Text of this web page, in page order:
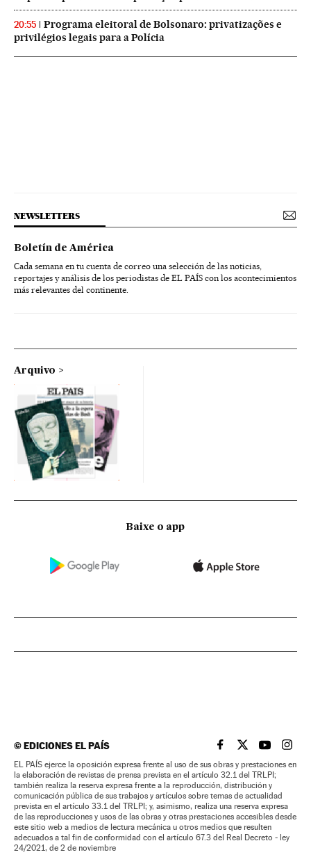
20:55
Programa eleitoral de Bolsonaro: privatizações e
privilégios legais para a Polícia
NEWSLETTERS
Boletín de América
Cada semana en tu cuenta de correo una selección de las noticias,
reportajes y análisis de los periodistas de EL PAÍS con los acontecimientos
más relevantes del continente.
Arquivo
Baixe o app
©EDICIONES EL PAÍS EL PAÍS BRASIL EN
EL PAÍSEL PAÍS
EL
EL PAÍS ejerce la oposición expresa frente al uso de sus obras y prestaciones en
la elaboración de revistas de prensa prevista en el artículo 32.1 del TRLPI;
también realiza la reserva expresa frente a la reproducción, distribución y
comunicación pública de sus trabajos y artículos sobre temas de actualidad
prevista en el artículo 33.1 del TRLPI; y, asimismo, realiza una reserva expresa
de las reproducciones y usos de las obras y otras prestaciones accesibles desde
este sitio web a medios de lectura mecánica u otros medios que resulten
adecuados a tal fin de conformidad con el artículo 67.3 del Real Decreto - ley
24/2021, de 2 de noviembre